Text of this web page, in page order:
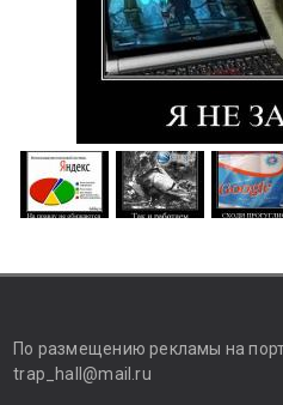
По размещению рекламы на
trap_hall@mail.ru